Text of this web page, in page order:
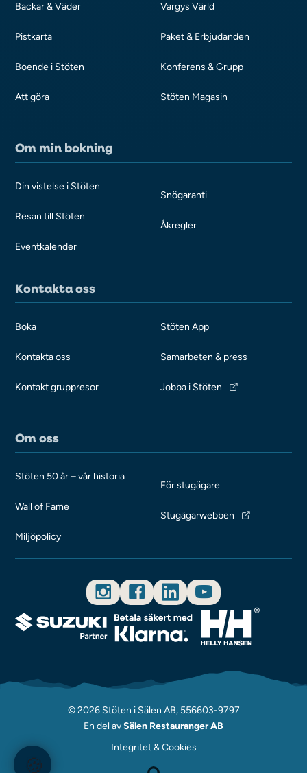
Backar & Väder
Pistkarta
Boende i Stöten
Att göra
Vargys Värld
Paket & Erbjudanden
Konferens & Grupp
Stöten Magasin
Om min bokning
Din vistelse i Stöten
Resan till Stöten
Eventkalender
Snögaranti
Åkregler
Kontakta oss
Boka
Kontakta oss
Kontakt gruppresor
Stöten App
Samarbeten & press
Jobba i Stöten
Om oss
Stöten 50 år – vår historia
Wall of Fame
Miljöpolicy
För stugägare
Stugägarwebben
© 2026 Stöten i Sälen AB, 556603-9797
En del avSälen Restauranger AB
Integritet & Cookies
🍪